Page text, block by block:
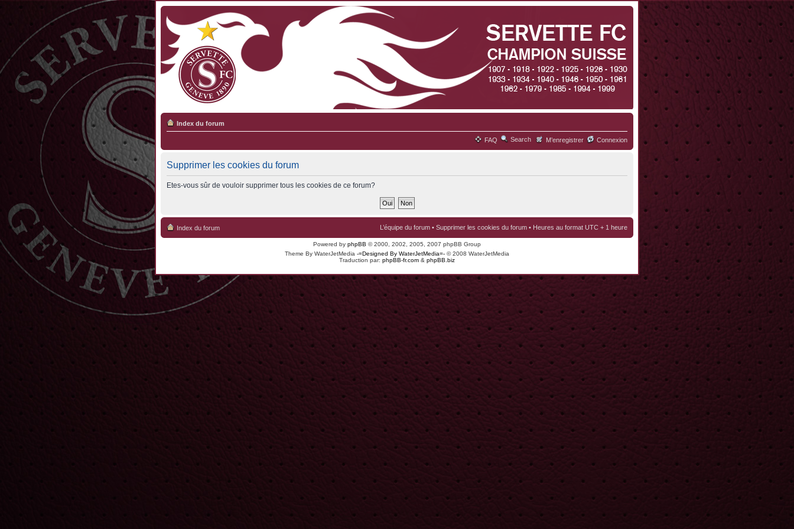
Index du forum
FAQ Search M’enregistrer Connexion
Supprimer les cookies du forum
Etes-vous sûr de vouloir supprimer tous les cookies de ce forum?
Index du forum L’équipe du forum • Supprimer les cookies du forum • Heures au format UTC + 1 heure
Powered by phpBB © 2000, 2002, 2005, 2007 phpBB Group
Theme By WaterJetMedia -=Designed By WaterJetMedia=- © 2008 WaterJetMedia
Traduction par: phpBB-fr.com & phpBB.biz